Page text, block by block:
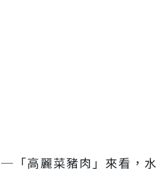
「高麗菜豬肉」來看，水